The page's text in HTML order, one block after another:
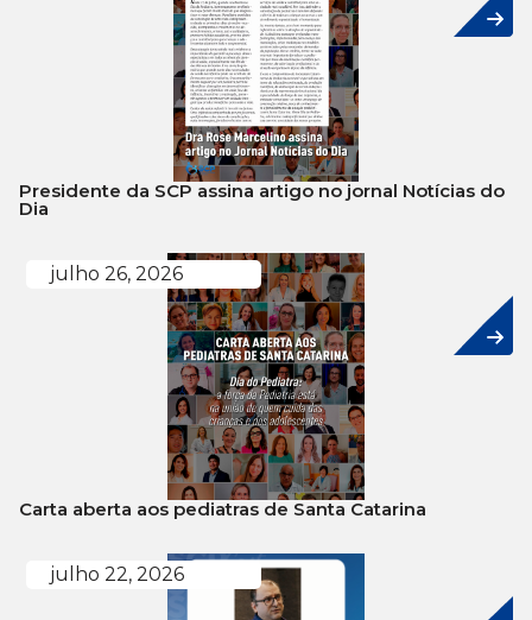
Presidente da SCP assina artigo no jornal Notícias do
Dia
julho 26, 2026
Carta aberta aos pediatras de Santa Catarina
julho 22, 2026